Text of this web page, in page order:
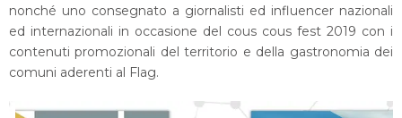
nonché uno consegnato a giornalisti ed influencer nazionali
ed internazionali in occasione del cous cous fest 2019 con i
contenuti promozionali del territorio e della gastronomia dei
comuni aderenti al Flag.